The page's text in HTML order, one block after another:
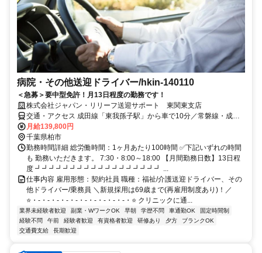
病院・その他送迎ドライバー/hkin-140110
＜急募＞要中型免許！月13日程度の勤務です！
株式会社ジャパン・リリーフ送迎サポート 東関東支店
交通・アクセス 成田線「東我孫子駅」から車で10分／常磐線・成田
線「我孫子駅」から車で12分 ✅車通勤OK
月給139,800円
千葉県柏市
勤務時間詳細 総労働時間：1ヶ月あたり100時間 ✅下記いずれの時間
も 勤務いただきます。 7:30・8:00～18:00 【月間勤務日数】13日程
度 ┛┛┛┛┛┛┛┛┛┛┛┛┛┛┛┛┛┛ ...
仕事内容 雇用形態：契約社員 職種：福祉/介護送迎ドライバー、その
他ドライバー/乗務員 ＼新規採用は69歳まで(再雇用制度あり)！／
⭐・-・-・-・-・-・-・-・-・-・-・⭐ クリニックに通...
業界未経験者歓迎 副業・WワークOK 早朝 学歴不問 車通勤OK
固定時間制
経験不問
午前 経験者歓迎 有資格者歓迎 研修あり 夕方
ブランクOK
交通費支給
長期歓迎